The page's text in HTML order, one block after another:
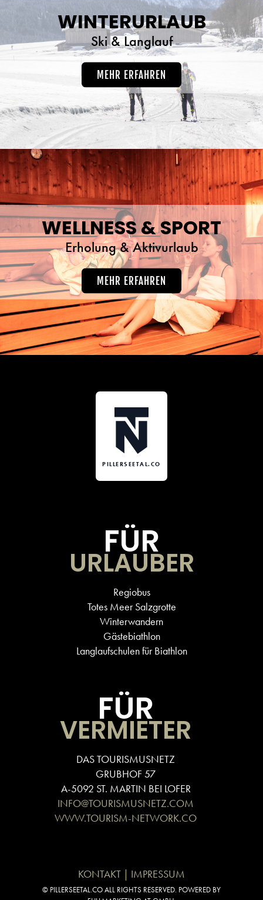
WINTERURLAUB
Ski & Langlauf
MEHR ERFAHREN
WELLNESS & SPORT
Erholung & Aktivurlaub
MEHR ERFAHREN
PILLERSEETAL.CO
FÜR
URLAUBER
Regiobus
Totes Meer Salzgrotte
Winterwandern
Gästebiathlon
Langlaufschulen für Biathlon
FÜR
VERMIETER
DAS TOURISMUSNETZ
GRUBHOF 57
A-5092 ST. MARTIN BEI LOFER
INFO@TOURISMUSNETZ.COM
WWW.TOURISM-NETWORK.CO
KONTAKT | IMPRESSUM
© PILLERSEETAL.CO ALL RIGHTS RESERVED. POWERED BY